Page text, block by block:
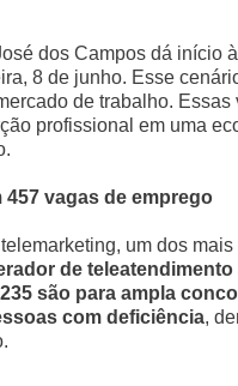
dos Campos dá início
8 de junho. Esse
de trabalho.
profissional em uma
457 vagas de emprego
um dos
de teleatendimento
235 são para ampla
com deficiência,